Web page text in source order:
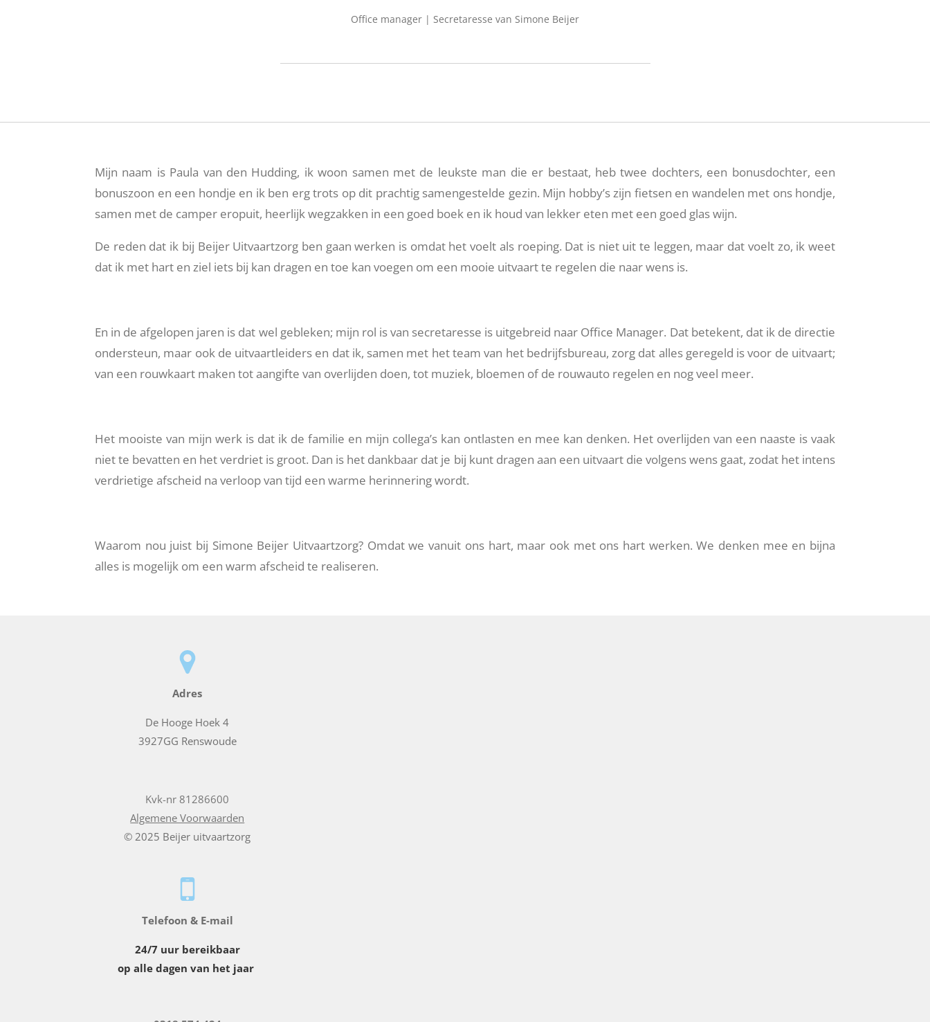
Office manager | Secretaresse van Simone Beijer
Mijn naam is Paula van den Hudding, ik woon samen met de leukste man die er bestaat, heb twee dochters, een bonusdochter, een
bonuszoon en een hondje en ik ben erg trots op dit prachtig samengestelde gezin. Mijn hobby’s zijn fietsen en wandelen met ons hondje,
samen met de camper eropuit, heerlijk wegzakken in een goed boek en ik houd van lekker eten met een goed glas wijn.
De reden dat ik bij Beijer Uitvaartzorg ben gaan werken is omdat het voelt als roeping. Dat is niet uit te leggen, maar dat voelt zo, ik weet
dat ik met hart en ziel iets bij kan dragen en toe kan voegen om een mooie uitvaart te regelen die naar wens is.
En in de afgelopen jaren is dat wel gebleken; mijn rol is van secretaresse is uitgebreid naar Office Manager. Dat betekent, dat ik de directie
ondersteun, maar ook de uitvaartleiders en dat ik, samen met het team van het bedrijfsbureau, zorg dat alles geregeld is voor de uitvaart;
van een rouwkaart maken tot aangifte van overlijden doen, tot muziek, bloemen of de rouwauto regelen en nog veel meer.
Het mooiste van mijn werk is dat ik de familie en mijn collega’s kan ontlasten en mee kan denken. Het overlijden van een naaste is vaak
niet te bevatten en het verdriet is groot. Dan is het dankbaar dat je bij kunt dragen aan een uitvaart die volgens wens gaat, zodat het intens
verdrietige afscheid na verloop van tijd een warme herinnering wordt.
Waarom nou juist bij Simone Beijer Uitvaartzorg? Omdat we vanuit ons hart, maar ook met ons hart werken. We denken mee en bijna
alles is mogelijk om een warm afscheid te realiseren.
Adres
De Hooge Hoek 4
3927GG Renswoude
Kvk-nr 81286600
Algemene Voorwaarden
© 2025 Beijer uitvaartzorg
Telefoon & E-mail
24/7 uur bereikbaar
op alle dagen van het jaar